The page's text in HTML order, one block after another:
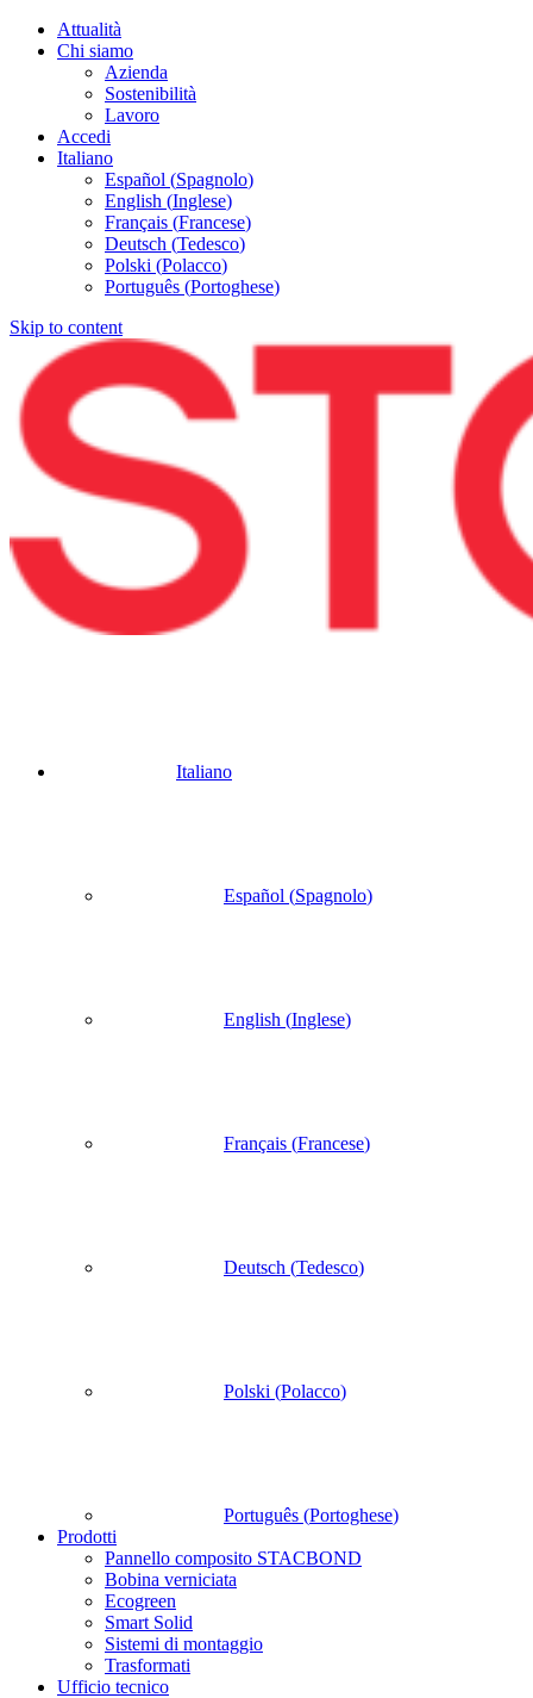
Attualità
Chi siamo
Azienda
Sostenibilità
Lavoro
Accedi
Italiano
Español (Spagnolo)
English (Inglese)
Français (Francese)
Deutsch (Tedesco)
Polski (Polacco)
Português (Portoghese)
Skip to content
Italiano
Español (Spagnolo)
English (Inglese)
Français (Francese)
Deutsch (Tedesco)
Polski (Polacco)
Português (Portoghese)
Prodotti
Pannello composito STACBOND
Bobina verniciata
Ecogreen
Smart Solid
Sistemi di montaggio
Trasformati
Ufficio tecnico